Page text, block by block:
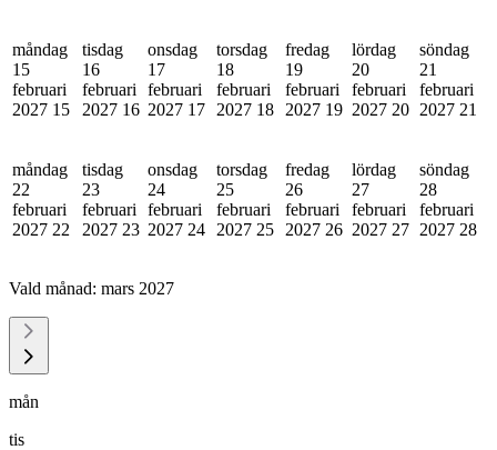
måndag
15
februari
2027 15
tisdag
16
februari
2027 16
onsdag
17
februari
2027 17
torsdag
18
februari
2027 18
fredag
19
februari
2027 19
lördag
20
februari
2027 20
söndag
21
februari
2027 21
måndag
22
februari
2027 22
tisdag
23
februari
2027 23
onsdag
24
februari
2027 24
torsdag
25
februari
2027 25
fredag
26
februari
2027 26
lördag
27
februari
2027 27
söndag
28
februari
2027 28
Vald månad: mars 2027
mån
tis